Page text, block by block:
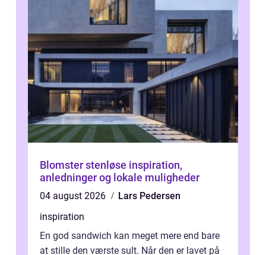
Blomster stenløse inspiration,
anledninger og lokale muligheder
04 august 2026
Lars Pedersen
inspiration
En god sandwich kan meget mere end bare
at stille den værste sult. Når den er lavet på